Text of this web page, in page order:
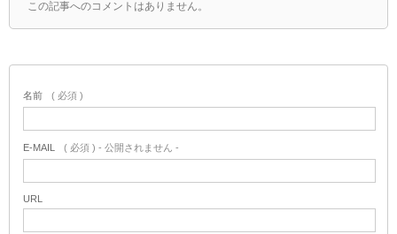
この記事へのコメントはありません。
名前 ( 必須 )
E-MAIL ( 必須 ) - 公開されません -
URL